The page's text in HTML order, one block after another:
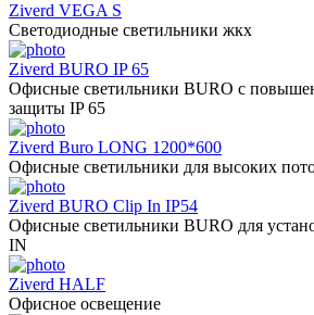
Ziverd VEGA S
Светодиодные светильники жкх
Ziverd BURO IP 65
Офисные светильники BURO с
защиты IP 65
Ziverd Buro LONG 1200*600
Офисные светильники для высоких
Ziverd BURO Clip In IP54
Офисные светильники BURO для
IN
Ziverd HALF
Офисное освещение